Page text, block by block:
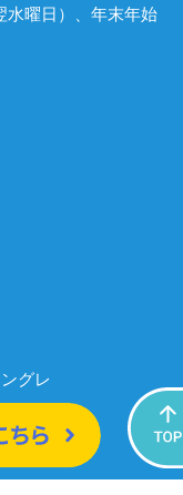
水曜日）、年末年始
グレ